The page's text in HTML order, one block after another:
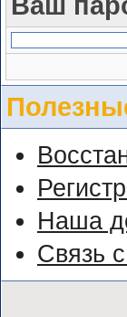
Наша
Связь